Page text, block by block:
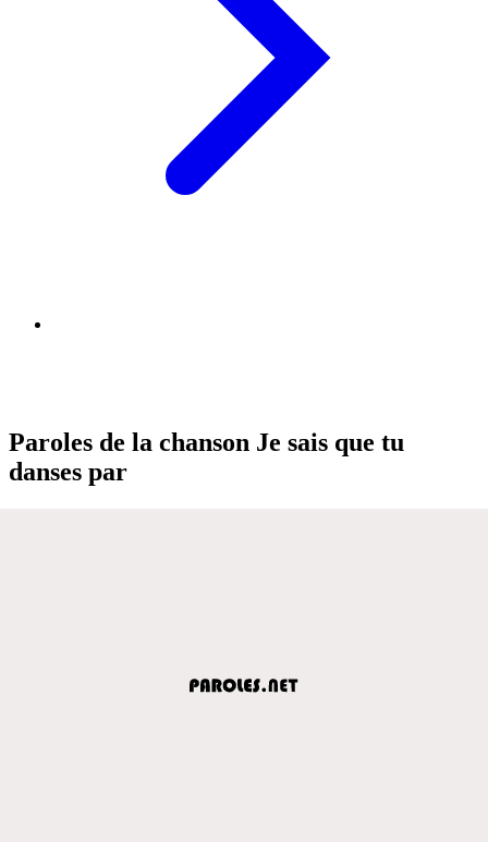
Paroles de la chanson Je sais que tu
danses par